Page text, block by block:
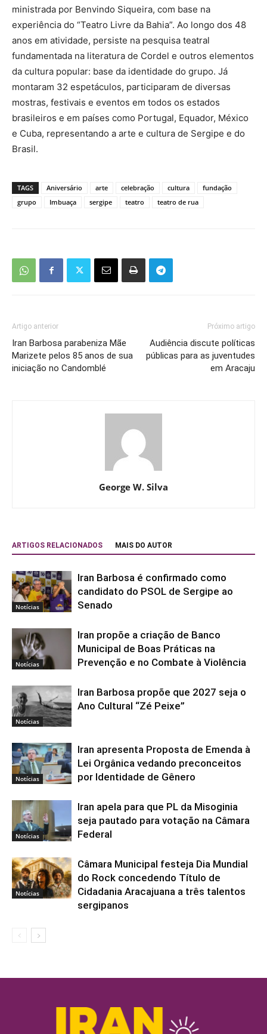
ministrada por Benvindo Siqueira, com base na
experiência do “Teatro Livre da Bahia”. Ao longo dos 48
anos em atividade, persiste na pesquisa teatral
fundamentada na literatura de Cordel e outros elementos
da cultura popular: base da identidade do grupo. Já
montaram 32 espetáculos, participaram de diversas
mostras, festivais e eventos em todos os estados
brasileiros e em países como Portugal, Equador, México
e Cuba, representando a arte e cultura de Sergipe e do
Brasil.
TAGS Aniversário arte celebração cultura
fundação
grupo
Imbuaça sergipe teatro teatro de rua
Artigo anterior
Iran Barbosa parabeniza Mãe
Marizete pelos 85 anos de sua
iniciação no Candomblé
Próximo artigo
Audiência discute políticas
públicas para as juventudes
em Aracaju
George W. Silva
ARTIGOS RELACIONADOS MAIS DO AUTOR
Notícias
Iran Barbosa é confirmado como
candidato do PSOL de Sergipe ao
Senado
Notícias
Iran propõe a criação de Banco
Municipal de Boas Práticas na
Prevenção e no Combate à Violência
Notícias
Iran Barbosa propõe que 2027 seja o
Ano Cultural “Zé Peixe”
Notícias
Iran apresenta Proposta de Emenda à
Lei Orgânica vedando preconceitos
por Identidade de Gênero
Notícias
Iran apela para que PL da Misoginia
seja pautado para votação na Câmara
Federal
Notícias
Câmara Municipal festeja Dia Mundial
do Rock concedendo Título de
Cidadania Aracajuana a três talentos
sergipanos